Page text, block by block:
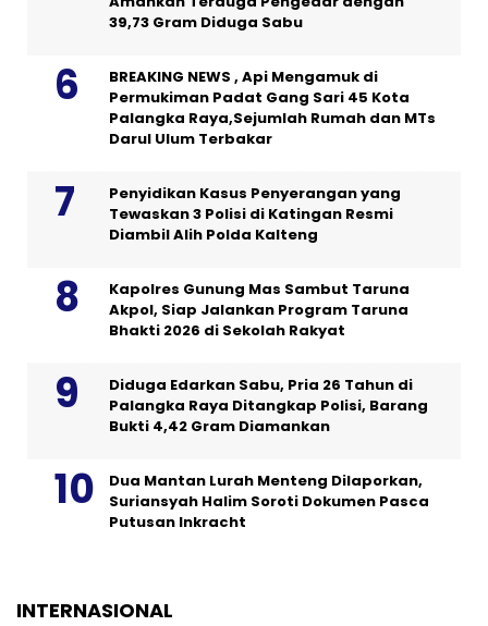
39,73 Gram Diduga Sabu
BREAKING NEWS , Api Mengamuk di
Permukiman Padat Gang Sari 45 Kota
Palangka Raya,Sejumlah Rumah dan MTs
Darul Ulum Terbakar
Penyidikan Kasus Penyerangan yang
Tewaskan 3 Polisi di Katingan Resmi
Diambil Alih Polda Kalteng
Kapolres Gunung Mas Sambut Taruna
Akpol, Siap Jalankan Program Taruna
Bhakti 2026 di Sekolah Rakyat
Diduga Edarkan Sabu, Pria 26 Tahun di
Palangka Raya Ditangkap Polisi, Barang
Bukti 4,42 Gram Diamankan
Dua Mantan Lurah Menteng Dilaporkan,
Suriansyah Halim Soroti Dokumen Pasca
Putusan Inkracht
INTERNASIONAL